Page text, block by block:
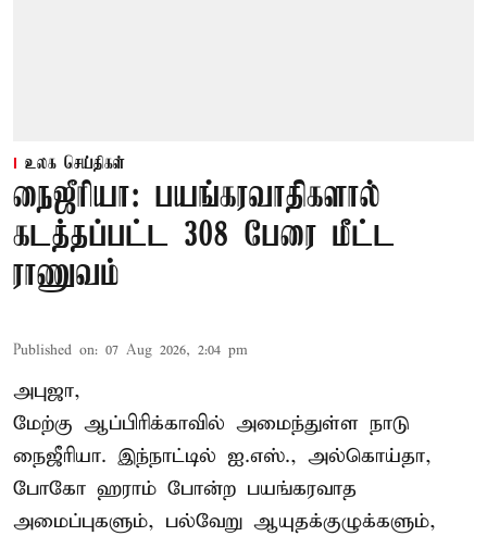
உலக செய்திகள்
நைஜீரியா: பயங்கரவாதிகளால்
கடத்தப்பட்ட 308 பேரை மீட்ட
ராணுவம்
Published on: 07 Aug 2026, 2:04 pm
அபுஜா,
மேற்கு ஆப்பிரிக்காவில் அமைந்துள்ள நாடு
நைஜீரியா. இந்நாட்டில் ஐ.எஸ்., அல்கொய்தா,
போகோ ஹராம் போன்ற பயங்கரவாத
அமைப்புகளும், பல்வேறு ஆயுதக்குழுக்களும்,